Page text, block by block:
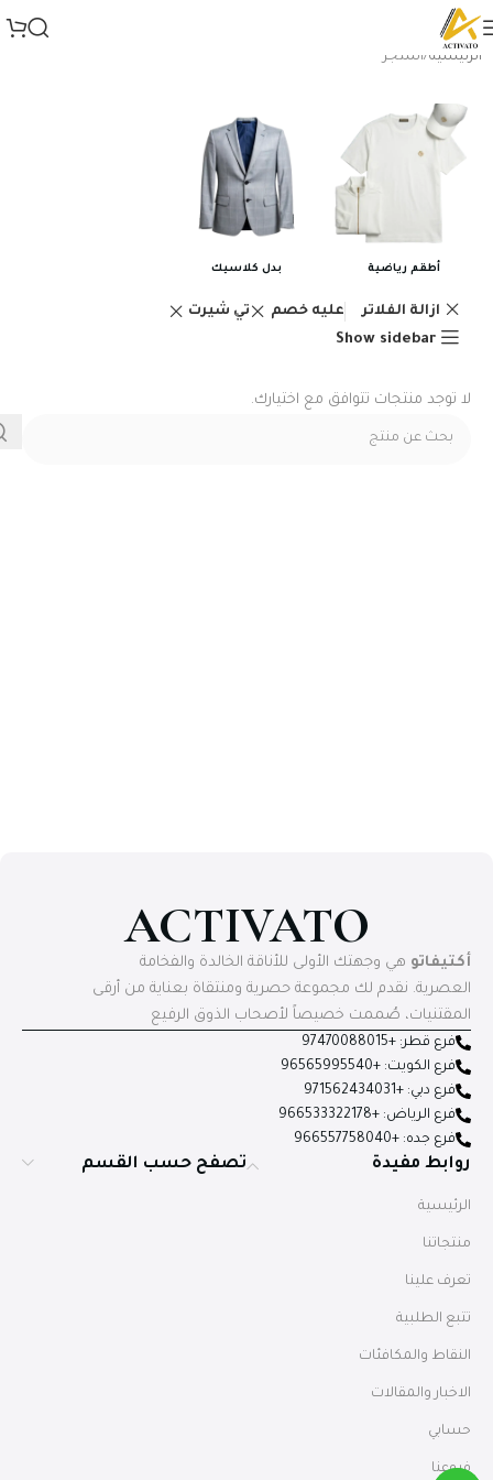
الرئيسية المتجر
أطقم رياضية بدل كلاسيك
ازالة الفلاتر تي شيرت عليه خصم
Show sidebar
لا توجد منتجات تتوافق مع اختيارك.
ACTIVATO
أكتيفاتو هي وجهتك الأولى للأناقة الخالدة والفخامة
العصرية. نقدم لك مجموعة حصرية ومنتقاة بعناية من أرقى
المقتنيات، صُممت خصيصاً لأصحاب الذوق الرفيع
فرع قطر: +97470088015
فرع الكويت: +96565995540
فرع دبي: +971562434031
فرع الرياض: +966533322178
فرع جده: +966557758040
روابط مفيدة
الرئيسية
منتجاتنا
تعرف علينا
تتبع الطلبية
النقاط والمكافئات
الاخبار والمقالات
حسابي
فروعنا
تصفح حسب القسم